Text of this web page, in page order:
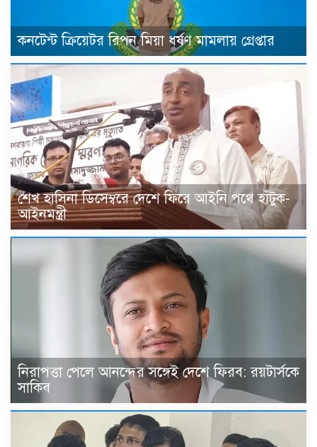
কনটেন্ট ক্রিয়েটর রিপন মিয়া ধর্ষণ মামলায় গ্রেপ্তার
শেখ হাসিনা ডিসেম্বরে দেশে ফিরে আইনি পথে হাঁটুক-
আইনমন্ত্রী
নিরাপত্তা পেলে আনন্দের সঙ্গেই দেশে ফিরব: রয়টার্সকে
সাকিব